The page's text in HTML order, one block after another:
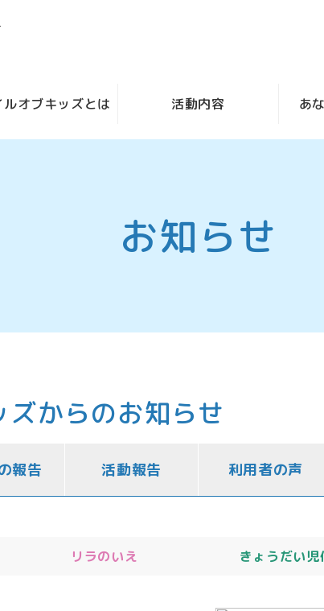
ルオブキッズとは 活動内容 あ
お知らせ
からのお知らせ
報告 活動報告 利用者の声
リラのいえ きょうだい児